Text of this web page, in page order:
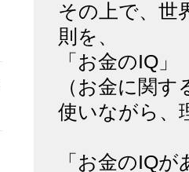
その上で、世
則を、
「お金のIQ
（お金に関
使いながら、
「お金のIQ